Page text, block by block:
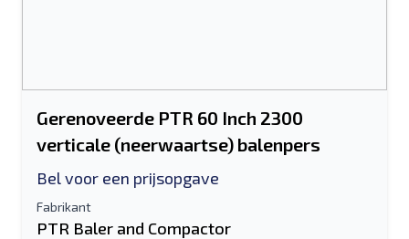
Gerenoveerde PTR 60 Inch 2300
verticale (neerwaartse) balenpers
Bel voor een prijsopgave
Fabrikant
PTR Baler and Compactor